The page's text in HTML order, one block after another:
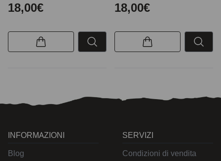
18,00€ 18,00€
INFORMAZIONI
Blog
SERVIZI
Condizioni di vendita